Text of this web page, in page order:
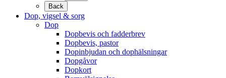
Back
Dop, vigsel & sorg
Dop
Dopbevis och fadderbrev
Dopbevis, pastor
Dopinbjudan och dophälsningar
Dopgåvor
Dopkort